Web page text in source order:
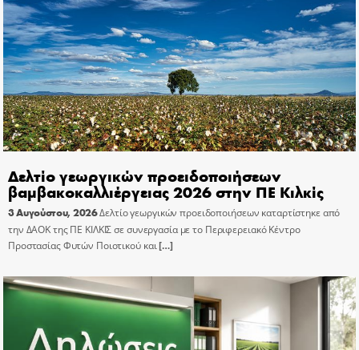
Δελτίο γεωργικών προειδοποιήσεων
βαμβακοκαλλιέργειας 2026 στην ΠΕ Κιλκίς
3 Αυγούστου, 2026Δελτίο γεωργικών προειδοποιήσεων καταρτίστηκε από
την ΔΑΟΚ της ΠΕ ΚΙΛΚΙΣ σε συνεργασία με το Περιφερειακό Κέντρο
Προστασίας Φυτών Ποιοτικού και[…]